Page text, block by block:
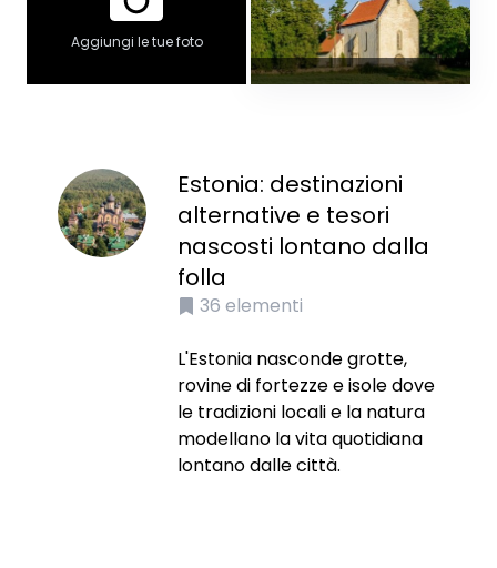
Aggiungi le tue foto
Estonia: destinazioni
alternative e tesori
nascosti lontano dalla
folla
36 elementi
L'Estonia nasconde grotte,
rovine di fortezze e isole dove
le tradizioni locali e la natura
modellano la vita quotidiana
lontano dalle città.